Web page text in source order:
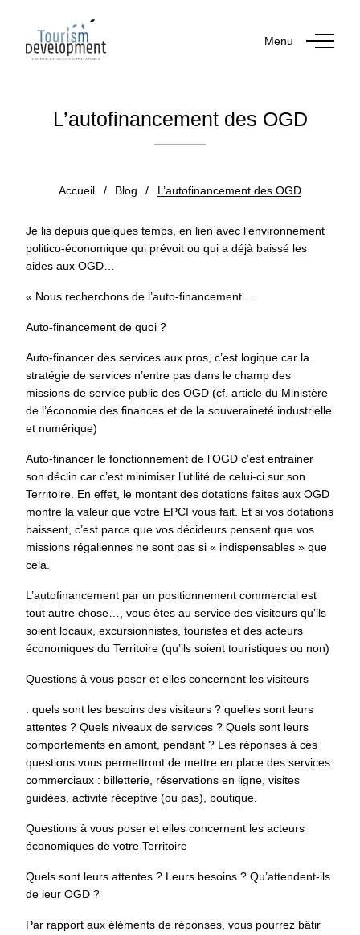
Menu
L’autofinancement des OGD
Accueil / Blog / L’autofinancement des OGD
Je lis depuis quelques temps, en lien avec l’environnement
politico-économique qui prévoit ou qui a déjà baissé les
aides aux OGD…
« Nous recherchons de l’auto-financement…
Auto-financement de quoi ?
Auto-financer des services aux pros, c’est logique car la
stratégie de services n’entre pas dans le champ des
missions de service public des OGD (cf. article du Ministère
de l’économie des finances et de la souveraineté industrielle
et numérique)
Auto-financer le fonctionnement de l’OGD c’est entrainer
son déclin car c’est minimiser l’utilité de celui-ci sur son
Territoire. En effet, le montant des dotations faites aux OGD
montre la valeur que votre EPCI vous fait. Et si vos dotations
baissent, c’est parce que vos décideurs pensent que vos
missions régaliennes ne sont pas si « indispensables » que
cela.
L’autofinancement par un positionnement commercial est
tout autre chose…, vous êtes au service des visiteurs qu’ils
soient locaux, excursionnistes, touristes et des acteurs
économiques du Territoire (qu’ils soient touristiques ou non)
Questions à vous poser et elles concernent les visiteurs
: quels sont les besoins des visiteurs ? quelles sont leurs
attentes ? Quels niveaux de services ? Quels sont leurs
comportements en amont, pendant ? Les réponses à ces
questions vous permettront de mettre en place des services
commerciaux : billetterie, réservations en ligne, visites
guidées, activité réceptive (ou pas), boutique.
Questions à vous poser et elles concernent les acteurs
économiques de votre Territoire
Quels sont leurs attentes ? Leurs besoins ? Qu’attendent-ils
de leur OGD ?
Par rapport aux éléments de réponses, vous pourrez bâtir